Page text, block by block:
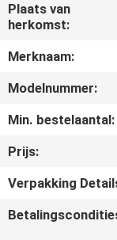
ONGEVEER
ONS
Plaats van
herkomst:
Merknaam:
Modelnummer:
Min. bestelaantal:
Prijs:
Verpakking